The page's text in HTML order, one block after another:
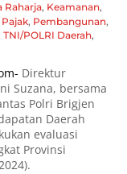
Raharja, Keamanan,
Pajak, Pembangunan,
TNI/POLRI Daerah,
Direktur
Suzana, bersama
Polri Brigjen
Daerah
evaluasi
Provinsi